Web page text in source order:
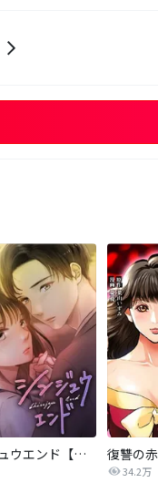
シンジュウエンド【タテヨミ】
34.2万